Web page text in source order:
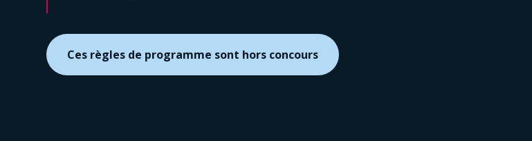
Ces règles de programme sont hors concours